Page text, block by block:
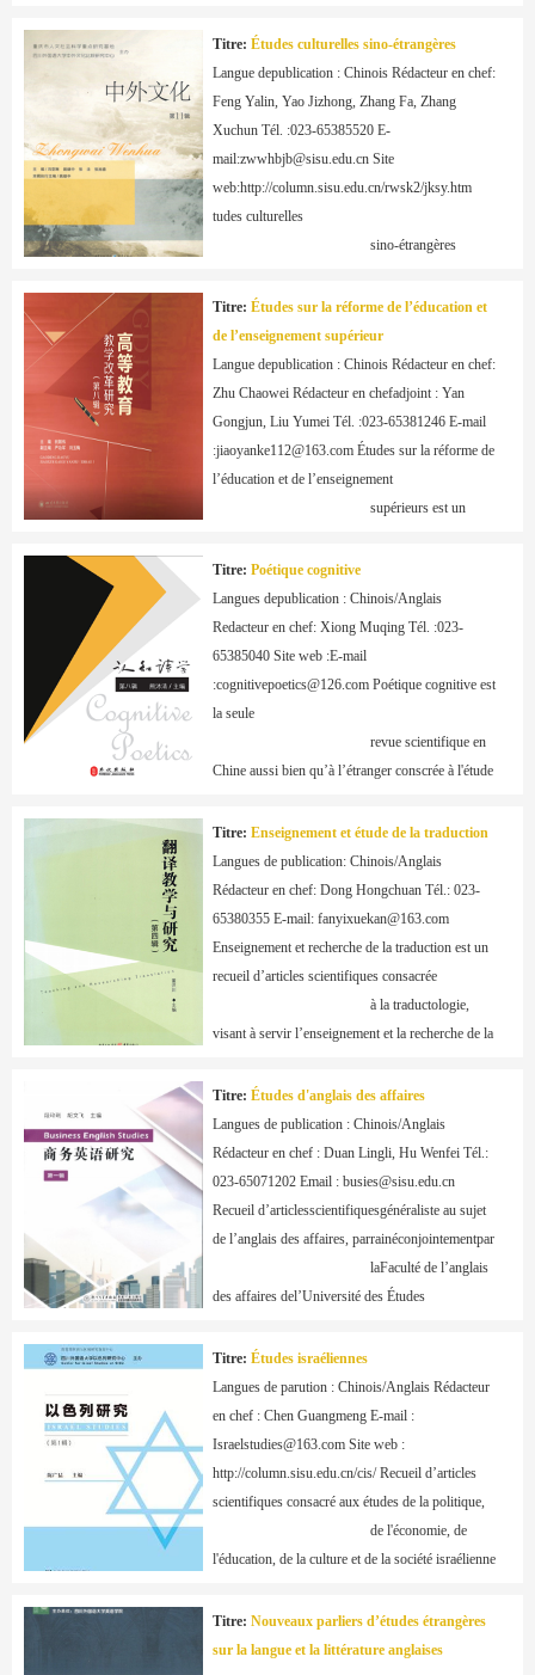
CSSCI (extension) La revue regroupe des articles
traitant des questions d’actualité et de pointe dans
la
                                            recherche en langues
étrangères.
Titre:Études culturelles sino-étrangères
Langue depublication : Chinois Rédacteur en chef:
Feng Yalin, Yao Jizhong, Zhang Fa, Zhang
Xuchun Tél. :023-65385520 E-
mail:zwwhbjb@sisu.edu.cn Site
web:http://column.sisu.edu.cn/rwsk2/jksy.htm
tudes culturelles
                                            sino-étrangères
sino-étrangères, les études sur la littérature
comparative, les études sur la culture comparative,
les études de pointe sur la littérature et
                                            la culture étrangères,
les études sur les pays et les études sur la culture
chinoise traditionnelle et son transmission.
Titre:Études sur la réforme de l’éducation et
de l’enseignement supérieur
Langue depublication : Chinois Rédacteur en chef:
Zhu Chaowei Rédacteur en chefadjoint : Yan
Gongjun, Liu Yumei Tél. :023-65381246 E-mail
:jiaoyanke112@163.com Études sur la réforme de
l’éducation et de l’enseignement
                                            supérieurs est un
l'Université des Études internationales du Sichuan,
publié et distribué à l’échelle nationale. Le recueil
compile les travaux de rechcerche des
                                            professeurs de
l’université au sujet de la réforme et de
l’innovation sur l’éducation et l'enseignement.
Titre:Poétique cognitive
Langues depublication : Chinois/Anglais
Redacteur en chef: Xiong Muqing Tél. :023-
65385040 Site web :E-mail
:cognitivepoetics@126.com Poétique cognitive est
la seule
                                            revue scientifique en
Chine aussi bien qu’à l’étranger conscrée à l'étude
cognitive. Elle est parrainée par la Branche de
poétique cognitive de la Société chinoise
                                            de littérature
comparée.
Titre:Enseignement et étude de la traduction
Langues de publication: Chinois/Anglais
Rédacteur en chef: Dong Hongchuan Tél.: 023-
65380355 E-mail: fanyixuekan@163.com
Enseignement et recherche de la traduction est un
recueil d’articles scientifiques consacrée
                                            à la traductologie,
visant à servir l’enseignement et la recherche de la
économique du pays. Il est parrainé par la Société
de traduction de Chongqing et l’Université
                                            des Études
internationales du Sichuan.
Titre:Études d'anglais des affaires
Langues de publication : Chinois/Anglais
Rédacteur en chef : Duan Lingli, Hu Wenfei Tél.:
023-65071202 Email : busies@sisu.edu.cn
Recueil d’articlesscientifiquesgénéraliste au sujet
de l’anglais des affaires, parrainéconjointementpar
                                            laFaculté de l’anglais
des affaires del’Université des Études
recherche sur l’anglais des affaires de Chongqing.
Titre:Études israéliennes
Langues de parution : Chinois/Anglais Rédacteur
en chef : Chen Guangmeng E-mail :
Israelstudies@163.com Site web :
http://column.sisu.edu.cn/cis/ Recueil d’articles
scientifiques consacré aux études de la politique,
                                            de l'économie, de
l'éducation, de la culture et de la société israélienne
Moyen-Orient qui s'y rapportent. Il est parrainé
par le Centre d’études israéliennes
Titre:Nouveaux parliers d’études étrangères
sur la langue et la littérature anglaises